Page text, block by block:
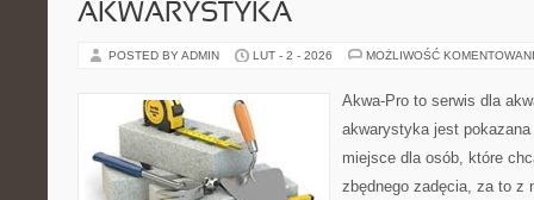
AKWARYSTYKA
POSTED BY ADMIN LUT - 2 - 2026 MOŻLIWOŚĆ
Akwa-Pro to serwis dla
akwarystyka jest
miejsce dla osób, które
zbędnego zadęcia, za to z